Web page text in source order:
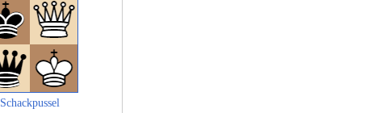
Schackpussel